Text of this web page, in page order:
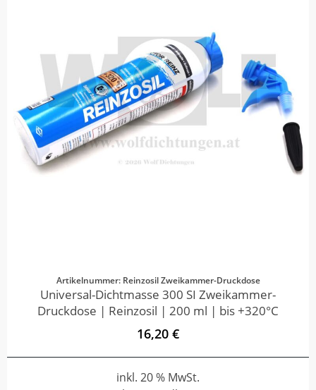
Artikelnummer: Reinzosil Zweikammer-Druckdose
Universal-Dichtmasse 300 SI Zweikammer-
Druckdose | Reinzosil | 200 ml | bis +320°C
16,20 €
inkl. 20 % MwSt.